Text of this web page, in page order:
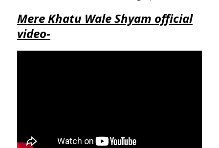
Mere Khatu Wale Shyam official
video-